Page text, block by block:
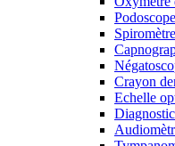
Podoscope
Spiromètre
Crayon
Echelle